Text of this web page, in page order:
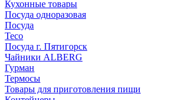
Кухонные товары
Посуда одноразовая
Посуда
Teco
Посуда г. Пятигорск
Чайники ALBERG
Гурман
Термосы
Товары для приготовления пищи